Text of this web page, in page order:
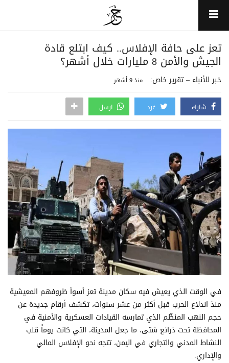
تعز على حافة الإفلاس.. كيف ابتلع قادة
الجيش والأمن 8 مليارات خلال أشهر؟
خبر للأنباء – تقرير خاص: منذ 9 أشهر
شارك غرد ارسل
في الوقت الذي يعيش فيه سكان مدينة تعز أسوأ ظروفهم المعيشية
منذ اندلاع الحرب قبل أكثر من عشر سنوات، تكشف أرقام جديدة عن
حجم النهب المنظّم الذي تمارسه القيادات العسكرية والأمنية في
المحافظة تحت ذرائع شتى، ما جعل المدينة، التي كانت يوماً قلب
النشاط المدني والتجاري في اليمن، تتجه نحو الإفلاس المالي
والإداري.